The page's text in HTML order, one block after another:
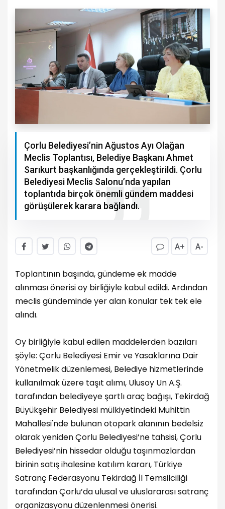
Çorlu Belediyesi’nin Ağustos Ayı Olağan
Meclis Toplantısı, Belediye Başkanı Ahmet
Sarıkurt başkanlığında gerçekleştirildi. Çorlu
Belediyesi Meclis Salonu’nda yapılan
toplantıda birçok önemli gündem maddesi
görüşülerek karara bağlandı.
A+ A-
Toplantının başında, gündeme ek madde
alınması önerisi oy birliğiyle kabul edildi. Ardından
meclis gündeminde yer alan konular tek tek ele
alındı.
Oy birliğiyle kabul edilen maddelerden bazıları
şöyle: Çorlu Belediyesi Emir ve Yasaklarına Dair
Yönetmelik düzenlemesi, Belediye hizmetlerinde
kullanılmak üzere taşıt alımı, Ulusoy Un A.Ş.
tarafından belediyeye şartlı araç bağışı, Tekirdağ
Büyükşehir Belediyesi mülkiyetindeki Muhittin
Mahallesi'nde bulunan otopark alanının bedelsiz
olarak yeniden Çorlu Belediyesi’ne tahsisi, Çorlu
Belediyesi’nin hissedar olduğu taşınmazlardan
birinin satış ihalesine katılım kararı, Türkiye
Satranç Federasyonu Tekirdağ İl Temsilciliği
tarafından Çorlu’da ulusal ve uluslararası satranç
organizasyonu düzenlenmesi önerisi.